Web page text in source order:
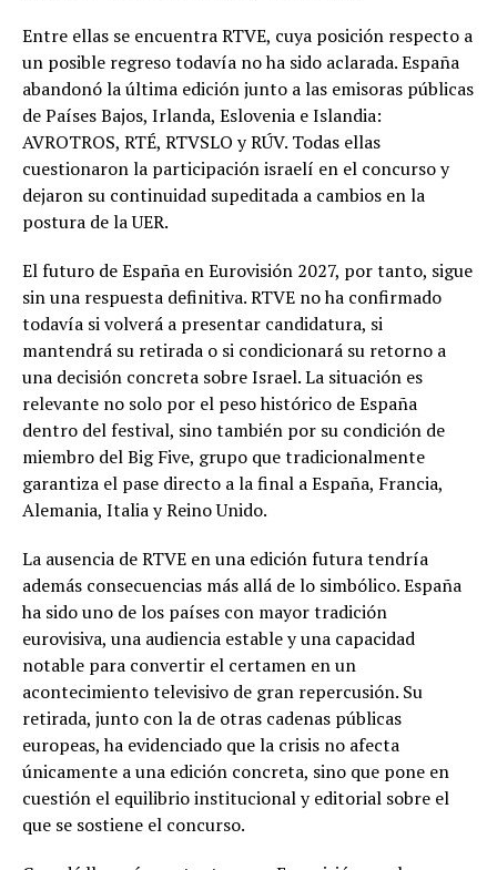
Entre ellas se encuentra RTVE, cuya posición respecto a
un posible regreso todavía no ha sido aclarada. España
abandonó la última edición junto a las emisoras públicas
de Países Bajos, Irlanda, Eslovenia e Islandia:
AVROTROS, RTÉ, RTVSLO y RÚV. Todas ellas
cuestionaron la participación israelí en el concurso y
dejaron su continuidad supeditada a cambios en la
postura de la UER.
El futuro de España en Eurovisión 2027, por tanto, sigue
sin una respuesta definitiva. RTVE no ha confirmado
todavía si volverá a presentar candidatura, si
mantendrá su retirada o si condicionará su retorno a
una decisión concreta sobre Israel. La situación es
relevante no solo por el peso histórico de España
dentro del festival, sino también por su condición de
miembro del Big Five, grupo que tradicionalmente
garantiza el pase directo a la final a España, Francia,
Alemania, Italia y Reino Unido.
La ausencia de RTVE en una edición futura tendría
además consecuencias más allá de lo simbólico. España
ha sido uno de los países con mayor tradición
eurovisiva, una audiencia estable y una capacidad
notable para convertir el certamen en un
acontecimiento televisivo de gran repercusión. Su
retirada, junto con la de otras cadenas públicas
europeas, ha evidenciado que la crisis no afecta
únicamente a una edición concreta, sino que pone en
cuestión el equilibrio institucional y editorial sobre el
que se sostiene el concurso.